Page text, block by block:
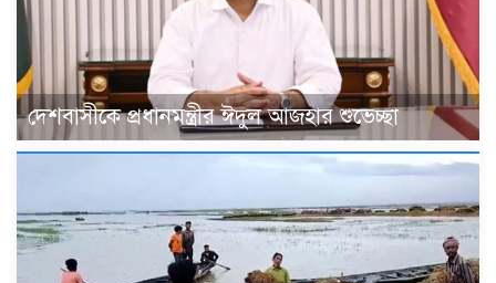
দেশবাসীকে প্রধানমন্ত্রীর ঈদুল আজহার শুভেচ্ছা